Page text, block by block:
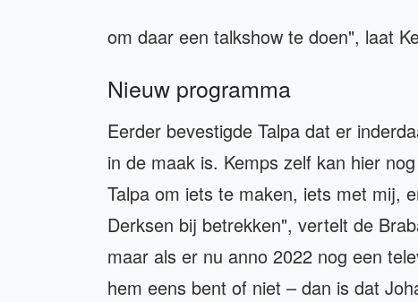
om daar een talkshow te doen", laat
Nieuw programma
Eerder bevestigde Talpa dat er
in de maak is. Kemps zelf kan hier
Talpa om iets te maken, iets met mij,
Derksen bij betrekken", vertelt de
maar als er nu anno 2022 nog een
hem eens bent of niet – dan is dat